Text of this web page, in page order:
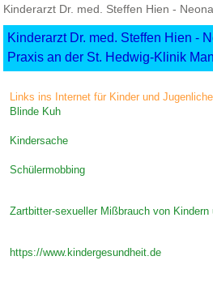
Kinderarzt Dr. med. Steffen Hien -
Kinderarzt Dr. med. Steffen Hien -
Praxis an der St. Hedwig-Klinik
Links ins Internet für Kinder und Jugenliche
Blinde Kuh
Kindersache
Schülermobbing
Zartbitter-sexueller Mißbrauch von Kindern
https://www.kindergesundheit.de